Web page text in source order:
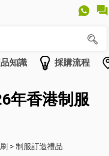
知識 採購流程
年香港制服
> 制服訂造禮品